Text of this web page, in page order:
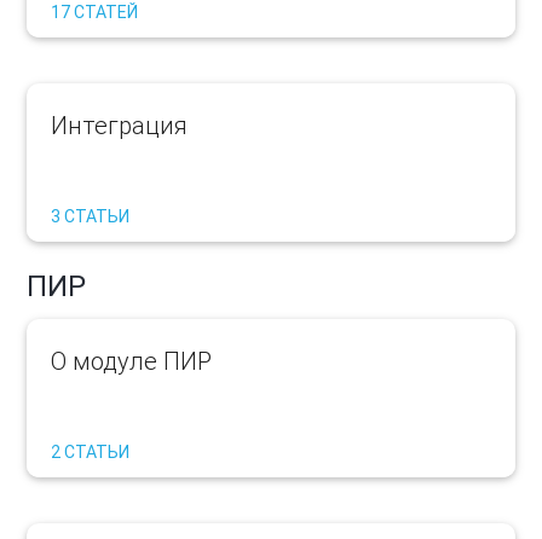
17 СТАТЕЙ
Интеграция
3 СТАТЬИ
ПИР
О модуле ПИР
2 СТАТЬИ